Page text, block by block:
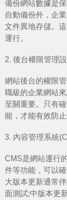
備份網站數據是
自動備份外，企
文件異地存儲。
運行。
2. 後台權限管理
網站後台的權限
職級的企業網站
至關重要。只有
能，才能有效防
3. 內容管理系統
CMS是網站運行
件等功能，可以
大版本更新通常
面測試;中版本更